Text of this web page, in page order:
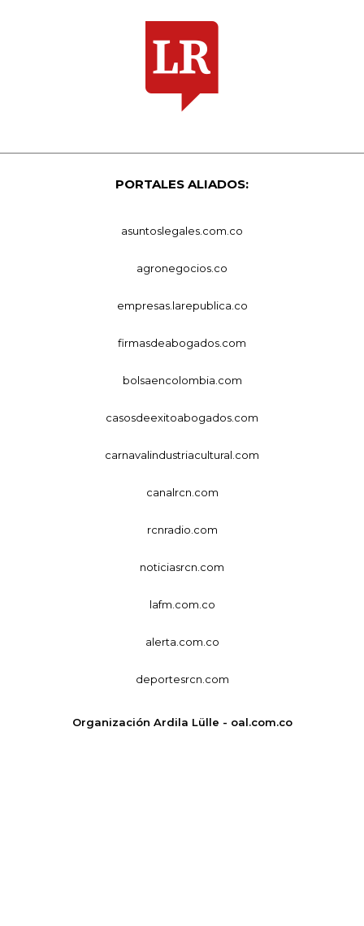
PORTALES ALIADOS:
asuntoslegales.com.co
agronegocios.co
empresas.larepublica.co
firmasdeabogados.com
bolsaencolombia.com
casosdeexitoabogados.com
carnavalindustriacultural.com
canalrcn.com
rcnradio.com
noticiasrcn.com
lafm.com.co
alerta.com.co
deportesrcn.com
Organización Ardila Lülle - oal.com.co